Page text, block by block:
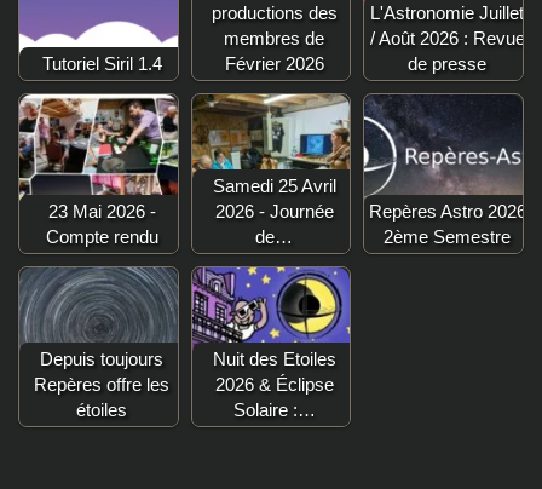
Tutoriel Siril 1.4
productions des
membres de
Février 2026
L'Astronomie Juillet
/ Août 2026 : Revue
de presse
23 Mai 2026 -
Compte rendu
Samedi 25 Avril
2026 - Journée
de…
Repères Astro 2026
2ème Semestre
Depuis toujours
Repères offre les
étoiles
Nuit des Etoiles
2026 & Éclipse
Solaire :…